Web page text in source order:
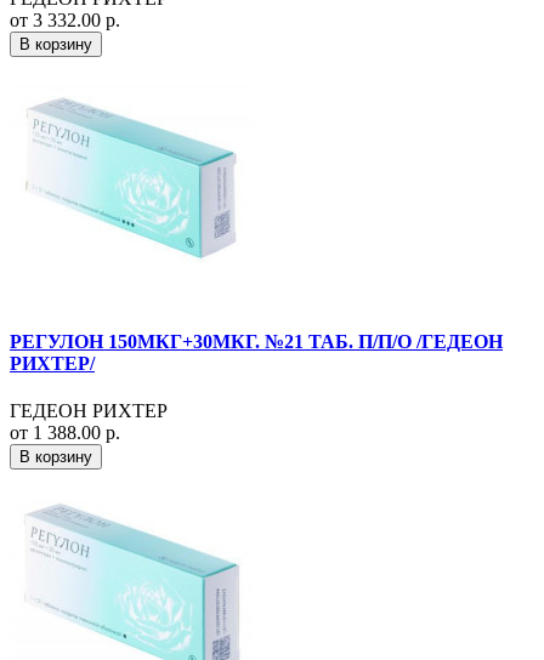
от 3 332.00 р.
В корзину
РЕГУЛОН 150МКГ+30МКГ. №21 ТАБ. П/П/О /ГЕДЕОН
РИХТЕР/
ГЕДЕОН РИХТЕР
от 1 388.00 р.
В корзину